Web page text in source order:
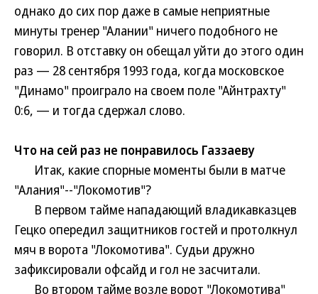
однако до сих пор даже в самые неприятные
минуты тренер "Алании" ничего подобного не
говорил. В отставку он обещал уйти до этого один
раз — 28 сентября 1993 года, когда московское
"Динамо" проиграло на своем поле "Айнтрахту"
0:6, — и тогда сдержал слово.
Что на сей раз не понравилось Газзаеву
Итак, какие спорные моменты были в матче
"Алания"--"Локомотив"?
В первом тайме нападающий владикавказцев
Гецко опередил защитников гостей и протолкнул
мяч в ворота "Локомотива". Судьи дружно
зафиксировали офсайд и гол не засчитали.
Во втором тайме возле ворот "Локомотива"